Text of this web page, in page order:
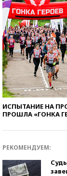
ИСПЫТАНИЕ НА
ПРОШЛА «ГОНКА
РЕКОМЕНДУЕМ: